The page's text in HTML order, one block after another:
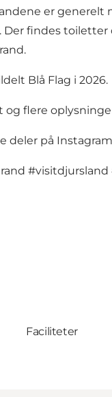
er generelt
Der findes toiletter
Blå Flag i 2026.
og flere
deler på Instagram
#visitdjursland
Faciliteter